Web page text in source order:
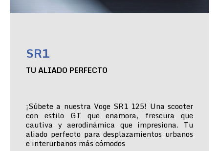
SR1
TU ALIADO PERFECTO
¡Súbete a nuestra Voge SR1 125! Una scooter
con estilo GT que enamora, frescura que
cautiva y aerodinámica que impresiona. Tu
aliado perfecto para desplazamientos urbanos
e interurbanos más cómodos